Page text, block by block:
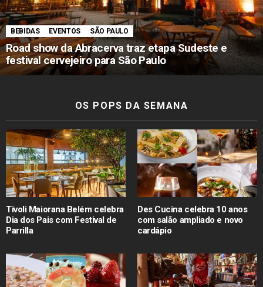
BEBIDAS EVENTOS SÃO PAULO
Road show da Abracerva traz etapa Sudeste e
festival cervejeiro para São Paulo
OS POPS DA SEMANA
Tivoli Maiorana Belém celebra
Dia dos Pais com Festival de
Parrilla
Des Cucina celebra 10 anos
com salão ampliado e novo
cardápio